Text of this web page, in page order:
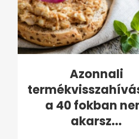
Azonnali
a 40 fokban
akarsz...